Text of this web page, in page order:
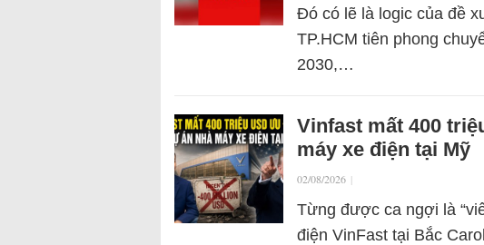
Đó có lẽ là logic của đề
TP.HCM tiên phong
2030,…
Vinfast mất 400
máy xe điện tại Mỹ
02/08/2026 |
Từng được ca ngợi là
điện VinFast tại Bắc